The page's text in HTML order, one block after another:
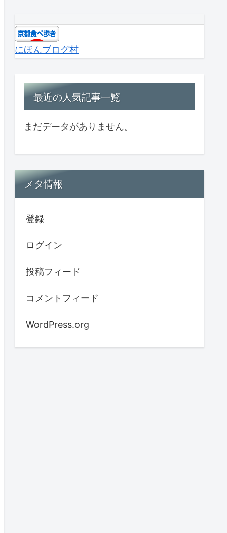
にほんブログ村
最近の人気記事一覧
まだデータがありません。
メタ情報
登録
ログイン
投稿フィード
コメントフィード
WordPress.org